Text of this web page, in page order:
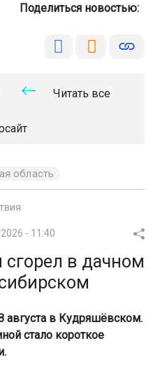
Поделиться новостью:
Читать все
область
- 11:40
в дачном
в Кудряшёвском.
стало короткое